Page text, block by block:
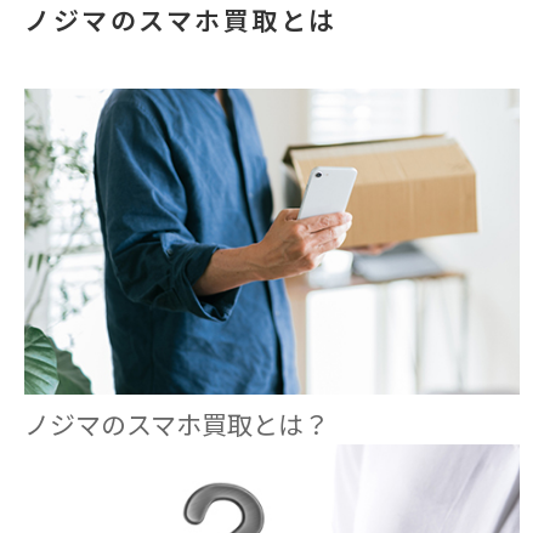
ノジマのスマホ買取とは
ノジマのスマホ買取とは？